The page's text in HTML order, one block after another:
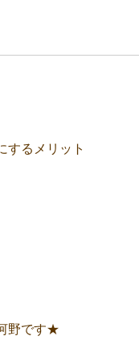
するメリット
野です★